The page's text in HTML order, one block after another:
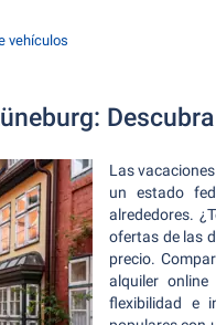
vehículos
Las
un estado
alrededores.
ofertas de las
precio.
alquiler
flexibilidad e